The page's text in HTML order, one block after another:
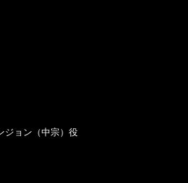
ジョン（中宗）役